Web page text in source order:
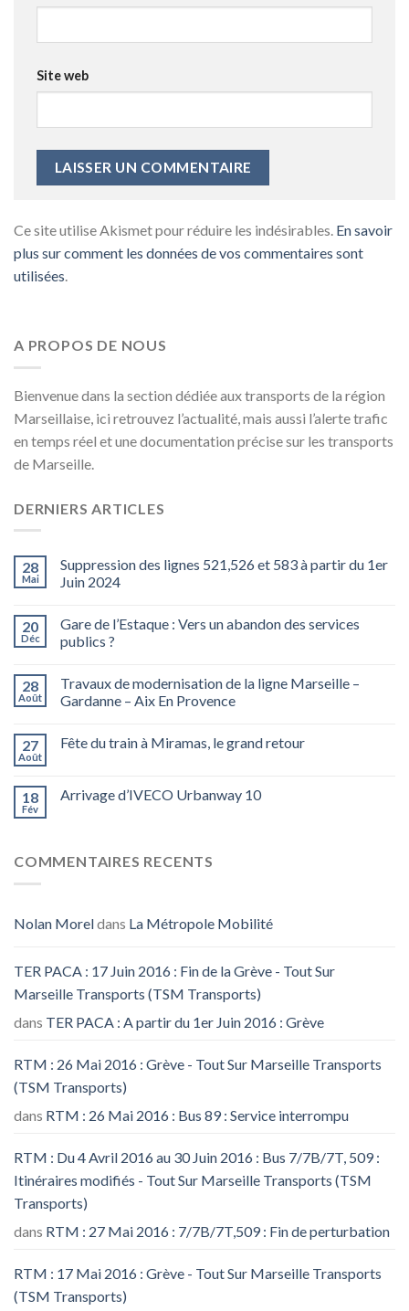
Site web
Ce site utilise Akismet pour réduire les indésirables. En savoir
plus sur comment les données de vos commentaires sont
utilisées.
A PROPOS DE NOUS
Bienvenue dans la section dédiée aux transports de la région
Marseillaise, ici retrouvez l’actualité, mais aussi l’alerte trafic
en temps réel et une documentation précise sur les transports
de Marseille.
DERNIERS ARTICLES
28
Mai
Suppression des lignes 521,526 et 583 à partir du 1er
Juin 2024
20
Déc
Gare de l’Estaque : Vers un abandon des services
publics ?
28
Août
Travaux de modernisation de la ligne Marseille –
Gardanne – Aix En Provence
27
Août
Fête du train à Miramas, le grand retour
18
Fév
Arrivage d’IVECO Urbanway 10
COMMENTAIRES RECENTS
Nolan Moreldans La Métropole Mobilité
TER PACA : 17 Juin 2016 : Fin de la Grève - Tout Sur
Marseille Transports (TSM Transports)
dans TER PACA : A partir du 1er Juin 2016 : Grève
RTM : 26 Mai 2016 : Grève - Tout Sur Marseille Transports
(TSM Transports)
dans RTM : 26 Mai 2016 : Bus 89 : Service interrompu
RTM : Du 4 Avril 2016 au 30 Juin 2016 : Bus 7/7B/7T, 509 :
Itinéraires modifiés - Tout Sur Marseille Transports (TSM
Transports)
dans RTM : 27 Mai 2016 : 7/7B/7T,509 : Fin de perturbation
RTM : 17 Mai 2016 : Grève - Tout Sur Marseille Transports
(TSM Transports)